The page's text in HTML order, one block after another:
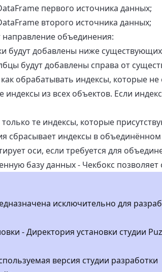
первого источника данных;
второго источника данных;
объединения:
будут добавлены ниже
будут добавлены справа от
обрабатывать индексы, которые
из всех объектов. Если
те индексы, которые
сбрасывает индексы в
оси, если требуется для
базу данных - Чекбокс
исключительно для
- Директория установки студии
версия студии разработки